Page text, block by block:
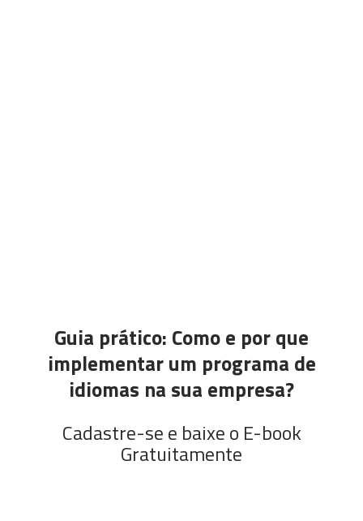
Guia prático: Como e por que
implementar um programa de
idiomas na sua empresa?
Cadastre-se e baixe o E-book
Gratuitamente